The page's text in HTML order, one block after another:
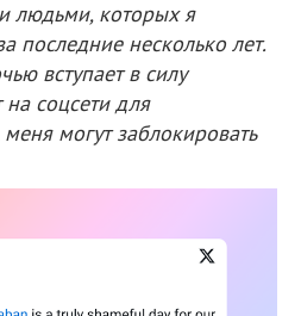
людьми, которых я
последние несколько лет.
вступает в силу
на соцсети для
могут заблокировать